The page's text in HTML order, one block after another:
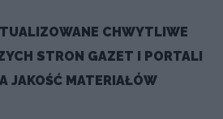
CHWYTLIWE
STRON GAZET I PORTALI
JAKOŚĆ MATERIAŁÓW